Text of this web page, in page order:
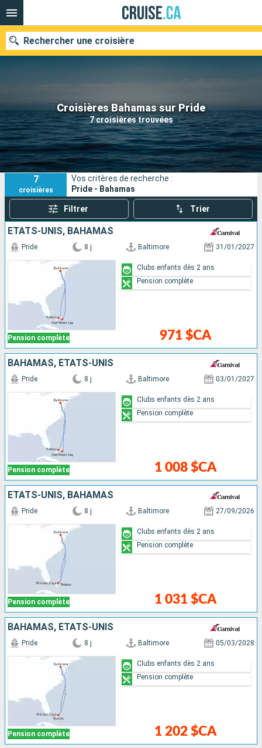
Croisières Bahamas sur Pride
7 croisières trouvées
Rechercher une croisière
Nos destinations
Mois de départ
Ports Compagnies
Rechercher
7
croisières
Vos critères de recherche :
Pride - Bahamas
Filtrer Trier
ÉTATS-UNIS, BAHAMAS
Pension complète
Pride 8 j Baltimore 31/01/2027
971 $CA
Clubs enfants dès 2 ans
Pension complète
BAHAMAS, ÉTATS-UNIS
Pension complète
Pride 8 j Baltimore 03/01/2027
1 008 $CA
Clubs enfants dès 2 ans
Pension complète
ÉTATS-UNIS, BAHAMAS
Pension complète
Pride 8 j Baltimore 27/09/2026
1 031 $CA
Clubs enfants dès 2 ans
Pension complète
BAHAMAS, ÉTATS-UNIS
Pension complète
Pride 8 j Baltimore 05/03/2028
1 202 $CA
Clubs enfants dès 2 ans
Pension complète